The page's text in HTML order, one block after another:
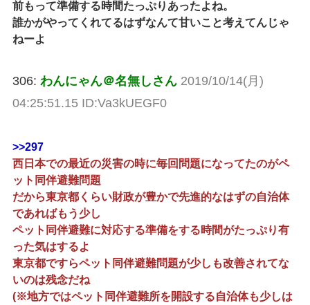
前もって準備する時間たっぷりあったよね。
誰かがやってくれてるはずなんて甘いこと考えてんじゃ
ねーよ
306: わんにゃん＠名無しさん 2019/10/14(月)
04:25:51.15 ID:Va3kUEGF0
>>297
西日本での最近の災害の時に毎回問題になってたのがペ
ット同伴避難問題
だから東京都くらい財政が豊かで先進的なはずの自治体
であればもう少し
ペット同伴避難に対応する準備をする時間がたっぷり有
った気はするよ
東京都ですらペット同伴避難問題が少しも改善されてな
いのは残念だね
(※地方ではペット同伴避難所を開設する自治体も少しは